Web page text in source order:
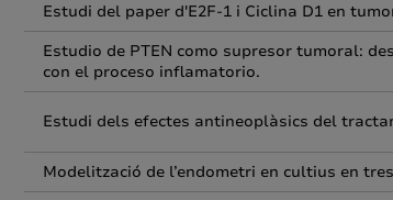
Estudi del paper d'E2F-1 i Ciclina D1 en
Estudio de PTEN como supresor tumoral:
con el proceso inflamatorio.
Estudi dels efectes antineoplàsics del
Modelització de l’endometri en cultius en